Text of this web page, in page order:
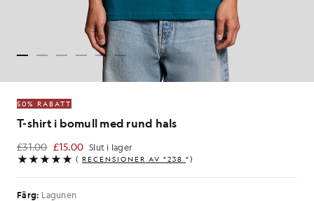
50% RABATT
T-shirt i bomull med rund hals
£31.00 £15.00 Slut i lager
£15.00 ( RECENSIONER AV ”238 ”)
Färg: Lagunen